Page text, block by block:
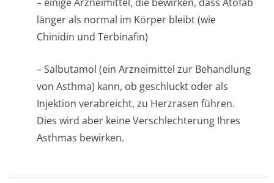
länger als normal im Körper bleibt (wie
Chinidin und Terbinafin)
– Salbutamol (ein Arzneimittel zur Behandlung
von Asthma) kann, ob geschluckt oder als
Injektion verabreicht, zu Herzrasen führen.
Dies wird aber keine Verschlechterung Ihres
Asthmas bewirken.